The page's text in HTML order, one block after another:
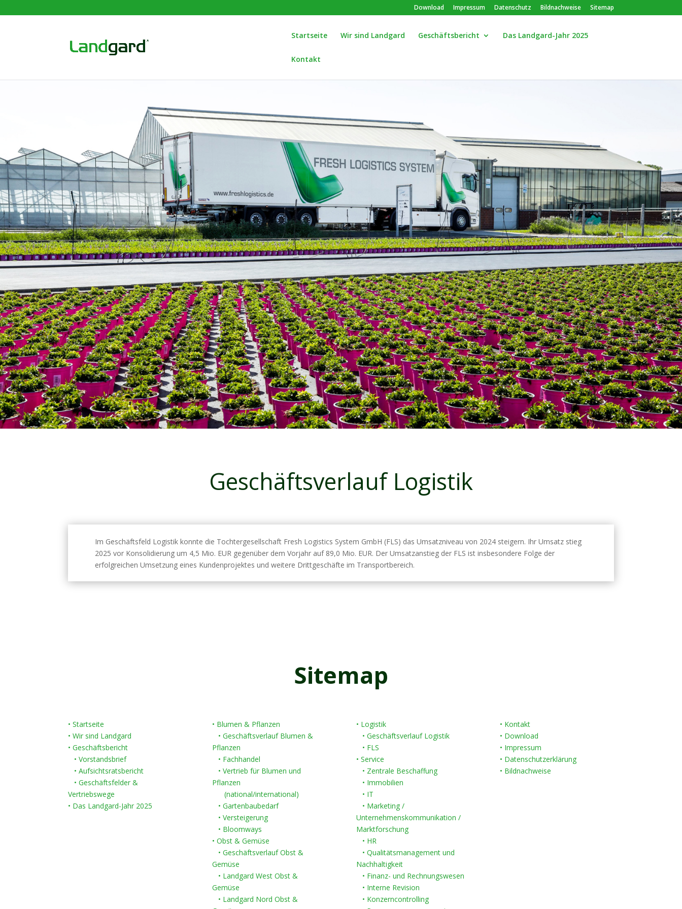
Download Impressum Datenschutz Bildnachweise Sitemap
Startseite Wir sind Landgard Geschäftsbericht Das Landgard-Jahr 2025
Kontakt
Geschäftsverlauf Logistik
Im Geschäftsfeld Logistik konnte die Tochtergesellschaft Fresh Logistics System GmbH (FLS) das Umsatzniveau von 2024 steigern. Ihr Umsatz stieg
2025 vor Konsolidierung um 4,5 Mio. EUR gegenüber dem Vorjahr auf 89,0 Mio. EUR. Der Umsatzanstieg der FLS ist insbesondere Folge der
erfolgreichen Umsetzung eines Kundenprojektes und weitere Drittgeschäfte im Transportbereich.
Sitemap
• Startseite
• Wir sind Landgard
•Geschäftsbericht
• Vorstandsbrief
• Aufsichtsratsbericht
• Geschäftsfelder &
Vertriebswege
• Das Landgard-Jahr 2025
• Blumen & Pflanzen
• Geschäftsverlauf Blumen &
Pflanzen
• Fachhandel
• Vertrieb für Blumen und
Pflanzen
(national/international)
• Gartenbaubedarf
• Versteigerung
• Bloomways
• Obst & Gemüse
• Geschäftsverlauf Obst &
Gemüse
• Landgard West Obst &
Gemüse
• Landgard Nord Obst &
• Logistik
• Geschäftsverlauf Logistik
• FLS
• Service
• Zentrale Beschaffung
• Immobilien
• IT
• Marketing /
Unternehmenskommunikation /
Marktforschung
• HR
• Qualitätsmanagement und
Nachhaltigkeit
• Finanz- und Rechnungswesen
• Interne Revision
• Konzerncontrolling
• Kontakt
• Download
• Impressum
• Datenschutzerklärung
• Bildnachweise